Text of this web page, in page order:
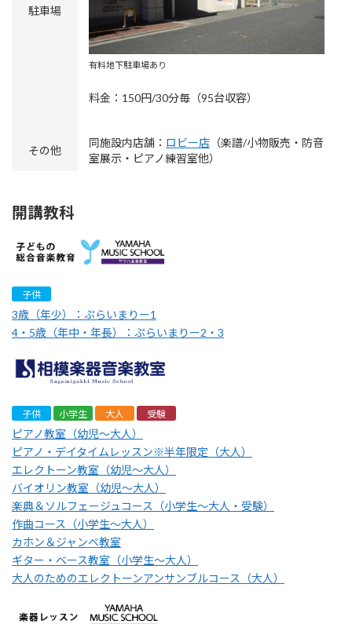
駐車場
有料地下駐車場あり
料金：150円/30分毎（95台収容）
その他
同施設内店舗： ロビー店 （楽譜/小物販売・防音
室展示・ピアノ練習室他）
開講教科
子供
3歳（年少）：ぷらいまりー1
4・5歳（年中・年長）：ぷらいまりー2・3
子供 小学生 大人 受験
ピアノ教室（幼児～大人）
ピアノ・デイタイムレッスン※半年限定（大人）
エレクトーン教室（幼児～大人）
バイオリン教室（幼児～大人）
楽典＆ソルフェージュコース（小学生～大人・受験）
作曲コース（小学生～大人）
カホン＆ジャンベ教室
ギター・ベース教室（小学生～大人）
大人のためのエレクトーンアンサンブルコース（大人）